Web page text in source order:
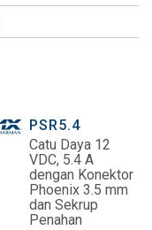
PSR5.4
Catu Daya 12
VDC, 5.4 A
dengan Konektor
Phoenix 3.5 mm
dan Sekrup
Penahan